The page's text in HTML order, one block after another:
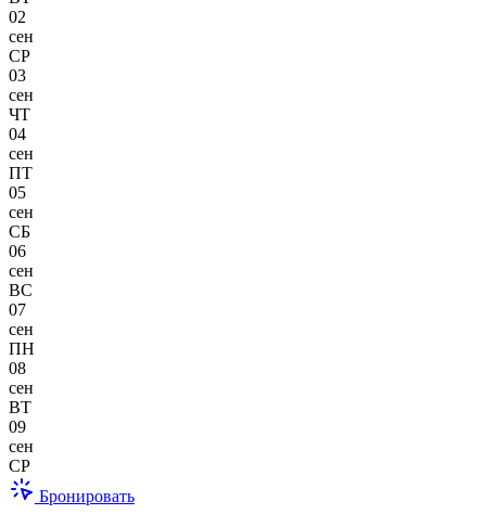
02
сен
СР
03
сен
ЧТ
04
сен
ПТ
05
сен
СБ
06
сен
ВС
07
сен
ПН
08
сен
ВТ
09
сен
СР
Бронировать